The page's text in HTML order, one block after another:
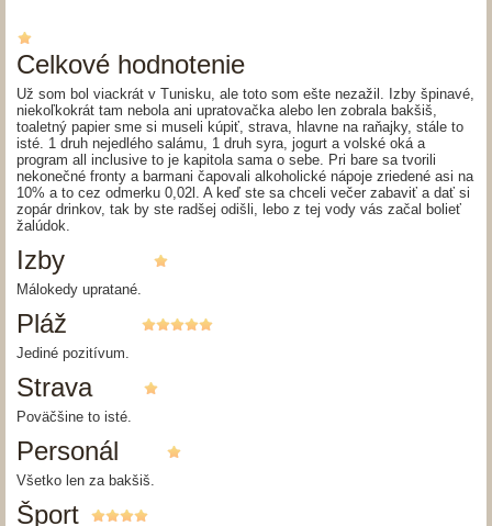
Celkové hodnotenie
Už som bol viackrát v Tunisku, ale toto som ešte nezažil. Izby špinavé,
niekoľkokrát tam nebola ani upratovačka alebo len zobrala bakšiš,
toaletný papier sme si museli kúpiť, strava, hlavne na raňajky, stále to
isté. 1 druh nejedlého salámu, 1 druh syra, jogurt a volské oká a
program all inclusive to je kapitola sama o sebe. Pri bare sa tvorili
nekonečné fronty a barmani čapovali alkoholické nápoje zriedené asi na
10% a to cez odmerku 0,02l. A keď ste sa chceli večer zabaviť a dať si
zopár drinkov, tak by ste radšej odišli, lebo z tej vody vás začal bolieť
žalúdok.
Izby
Málokedy upratané.
Pláž
Jediné pozitívum.
Strava
Poväčšine to isté.
Personál
Všetko len za bakšiš.
Šport